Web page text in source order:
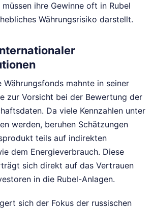
ihre Gewinne oft in Rubel
Währungsrisiko darstellt.
Währungsfonds mahnte in seiner
zur Vorsicht bei der Bewertung der
Da viele Kennzahlen unter
werden, beruhen Schätzungen
teils auf indirekten
dem Energieverbrauch. Diese
sich direkt auf das Vertrauen
in die Rubel-Anlagen.
sich der Fokus der russischen